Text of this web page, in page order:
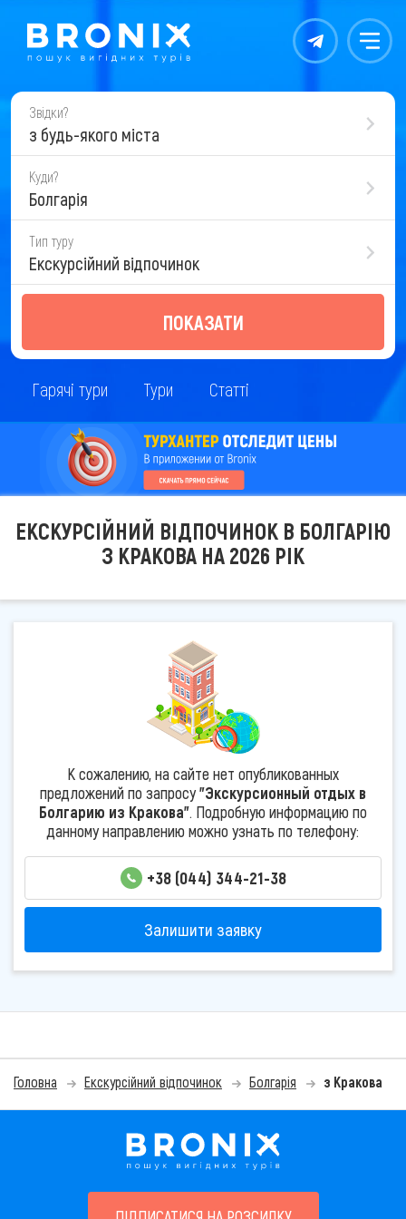
Контакты Меню
Звідки?
з будь-якого міста
Куди?
Болгарія
Тип туру
Екскурсійний відпочинок
ПОКАЗАТИ
Гарячі тури Тури Статті
ЕКСКУРСІЙНИЙ ВІДПОЧИНОК В БОЛГАРІЮ
З КРАКОВА НА 2026 РІК
К сожалению, на сайте нет опубликованных
предложений по запросу"Экскурсионный отдых в
Болгарию из Кракова". Подробную информацию по
данному направлению можно узнать по телефону:
+38 (044) 344-21-38
Залишити заявку
Головна Екскурсійний відпочинок Болгарія з Кракова